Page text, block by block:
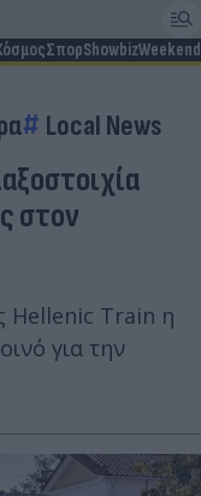
ΣπορShowbizWeekend
Local News
στον
Hellenic Train η
για την